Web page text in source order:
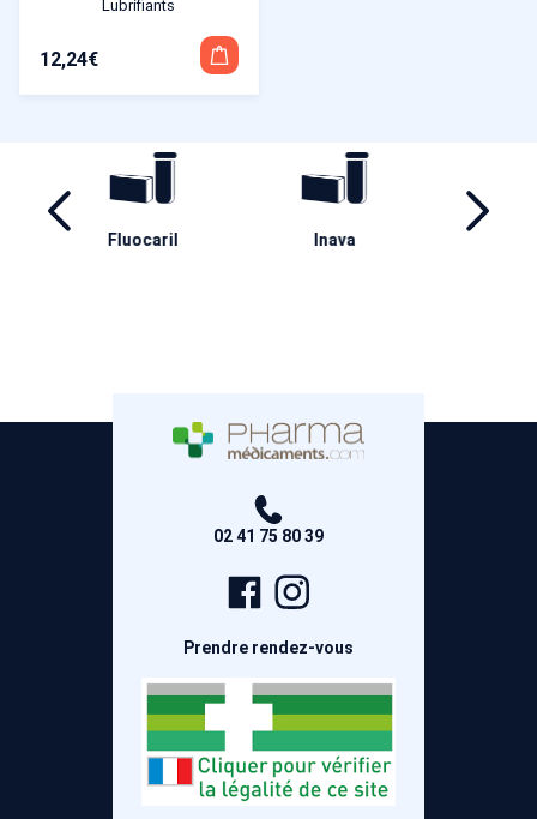
Lubrifiants
12,24€
Inava
02 41 75 80 39
Page
Facebook
Prendre rendez-vous